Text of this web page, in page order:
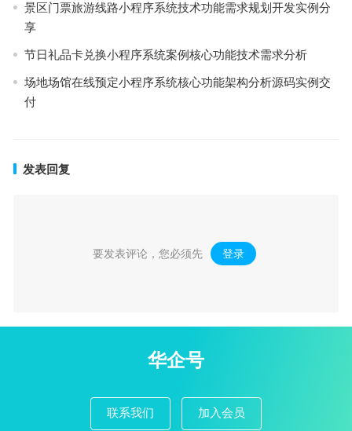
景区门票旅游线路小程序系统技术功能需求规划开发实例分
享
节日礼品卡兑换小程序系统案例核心功能技术需求分析
场地场馆在线预定小程序系统核心功能架构分析源码实例交
付
发表回复
要发表评论，您必须先 登录 。
华企号
联系我们 加入会员